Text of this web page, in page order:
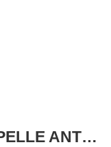
R4C8 - PRIX DE LA CHAPELLE ANTHENAISE - MERCREDI 07 FEVRIER 2024